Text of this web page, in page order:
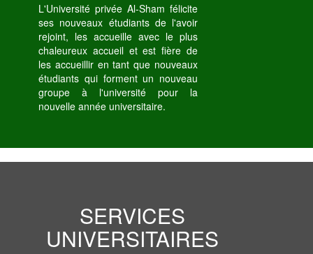
L'Université privée Al-Sham félicite
ses nouveaux étudiants de l'avoir
rejoint, les accueille avec le plus
chaleureux accueil et est fière de
les accueillir en tant que nouveaux
étudiants qui forment un nouveau
groupe à l'université pour la
nouvelle année universitaire.
SERVICES
UNIVERSITAIRES